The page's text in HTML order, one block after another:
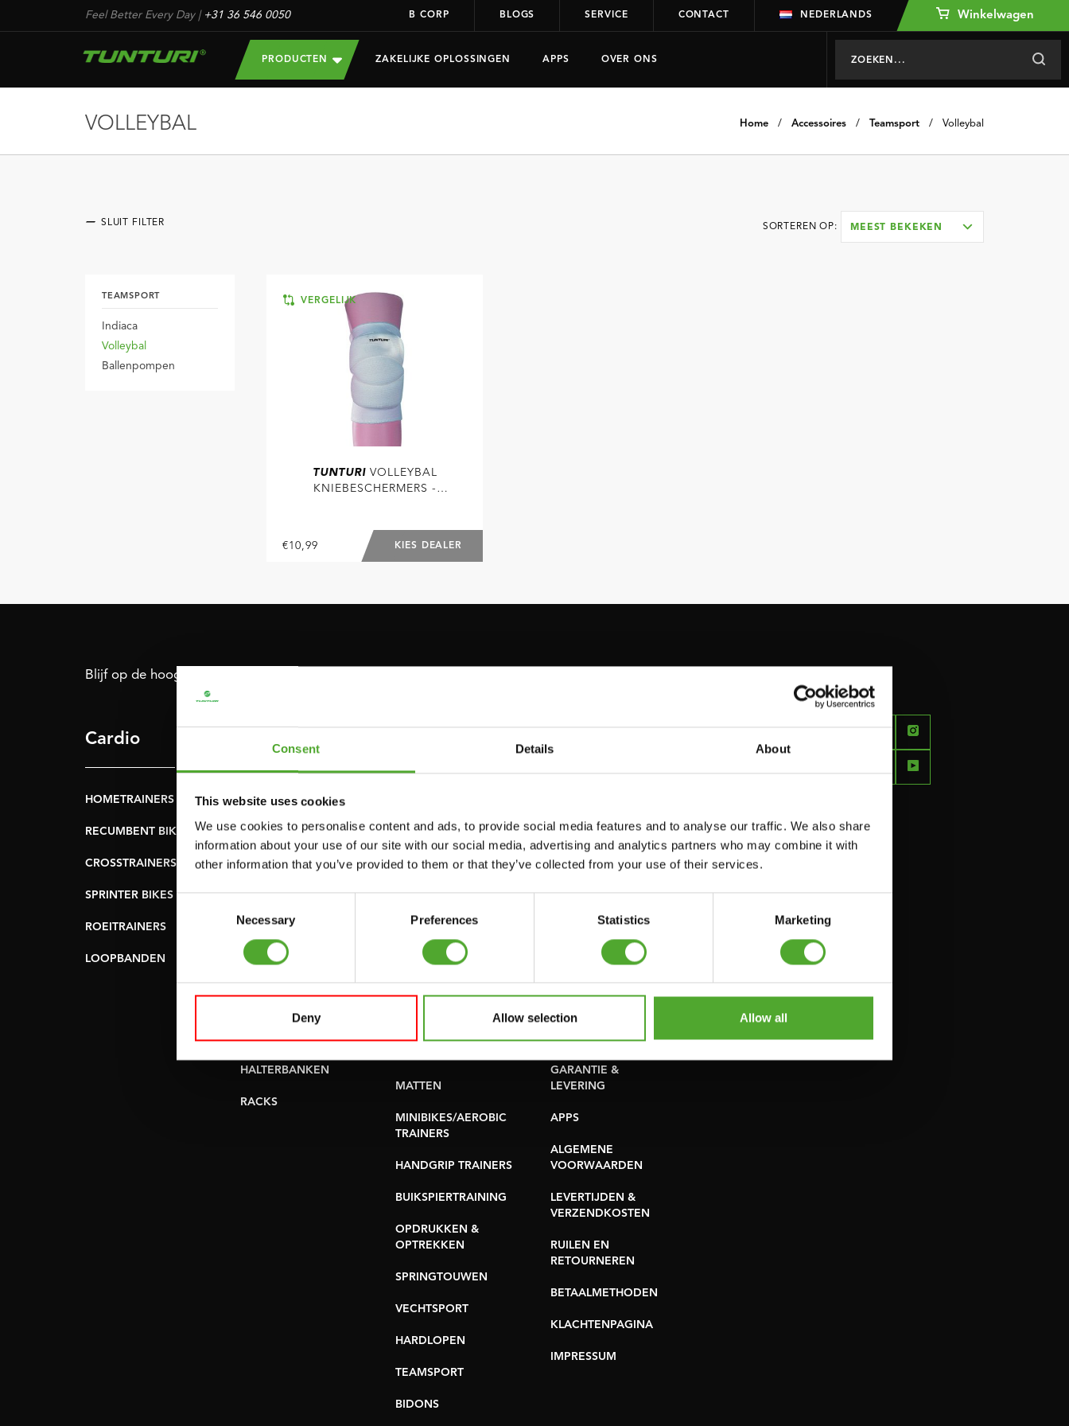
Consent Details About
This website uses cookies
We use cookies to personalise content and ads, to provide social media features and to analyse our traffic. We also share
information about your use of our site with our social media, advertising and analytics partners who may combine it with
other information that you’ve provided to them or that they’ve collected from your use of their services.
Necessary Preferences Statistics Marketing
Deny Allow selection Allow all
Feel Better Every Day| +31 36 546 0050 B CORP BLOGS SERVICE CONTACT NEDERLANDS Winkelwagen
PRODUCTEN ZAKELIJKE OPLOSSINGEN APPS OVER ONS
Home / Accessoires / Teamsport / Volleybal
VOLLEYBAL
SLUIT FILTER SORTEREN OP: MEEST BEKEKEN
TEAMSPORT
Indiaca
Volleybal
Ballenpompen
VERGELIJK
TUNTURIVOLLEYBAL
KNIEBESCHERMERS -
€10,99 KIES DEALER
Blijf op de hoogte: schrijf je in voor onze nieuwsbrief!
Cardio
HOMETRAINERS
RECUMBENT BIKES
CROSSTRAINERS
SPRINTER BIKES
ROEITRAINERS
LOOPBANDEN
POWER TOWERS
BUIK- & RUGTRAINERS
LEVERAGE GYMS
VLAKKE BANKEN
KRACHT STATIONS
SMITH MACHINES
VERSTELBARE
BANKEN
HALTERBANKEN
RACKS
STOPWATCH
SNELHEID EN
BEHENDIGHEID
MATTEN
MINIBIKES/AEROBIC
TRAINERS
HANDGRIP TRAINERS
BUIKSPIERTRAINING
OPDRUKKEN &
OPTREKKEN
SPRINGTOUWEN
VECHTSPORT
HARDLOPEN
TEAMSPORT
BIDONS
FAQ
PRODUCTHANDLEIDINGEN
ONDERDELEN KOPEN
GARANTIE &
LEVERING
APPS
ALGEMENE
VOORWAARDEN
LEVERTIJDEN &
VERZENDKOSTEN
RUILEN EN
RETOURNEREN
BETAALMETHODEN
KLACHTENPAGINA
IMPRESSUM
FEEL
BETTER
EVERY